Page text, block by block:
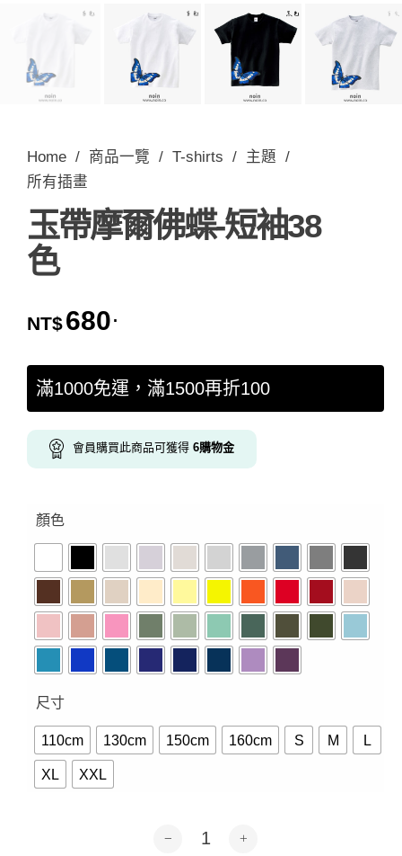
Home / 商品一覽 / T-shirts / 主題 /
所有插畫
玉帶摩爾佛蝶-短袖38
色
NT$680 .
滿1000免運，滿1500再折100
會員購買此商品可獲得 6購物金
顏色
尺寸
110cm 130cm 150cm 160cm S M L
XL XXL
玉帶摩爾佛蝶-短袖38色 數量